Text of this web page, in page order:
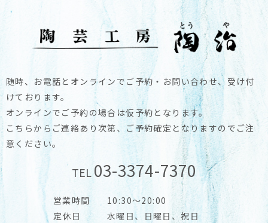
随時、お電話とオンラインでご予約・お問い合わせ、受け付
けております。
オンラインでご予約の場合は仮予約となります。
こちらからご連絡あり次第、ご予約確定となりますのでご注
意ください。
TEL03-3374-7370
営業時間
10:30～20:00
定休日
水曜日、日曜日、祝日